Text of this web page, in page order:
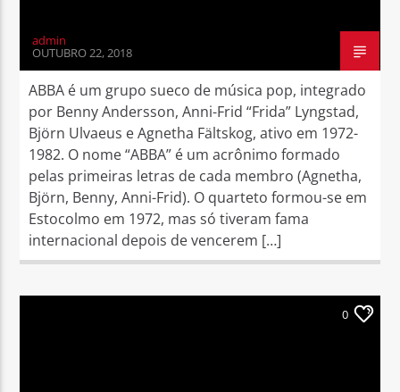
admin
OUTUBRO 22, 2018
ABBA é um grupo sueco de música pop, integrado
por Benny Andersson, Anni-Frid “Frida” Lyngstad,
Björn Ulvaeus e Agnetha Fältskog, ativo em 1972-
1982. O nome “ABBA” é um acrônimo formado
pelas primeiras letras de cada membro (Agnetha,
Björn, Benny, Anni-Frid). O quarteto formou-se em
Estocolmo em 1972, mas só tiveram fama
internacional depois de vencerem […]
0